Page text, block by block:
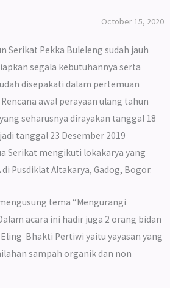
October 15, 2020
Serikat Pekka Buleleng sudah jauh
segala kebutuhannya serta
disepakati dalam pertemuan
awal perayaan ulang tahun
seharusnya dirayakan tanggal 18
tanggal 23 Desember 2019
Serikat mengikuti lokakarya yang
Pusdiklat Altakarya, Gadog, Bogor.
tema “Mengurangi
acara ini hadir juga 2 orang bidan
Bhakti Pertiwi yaitu yayasan yang
sampah organik dan non